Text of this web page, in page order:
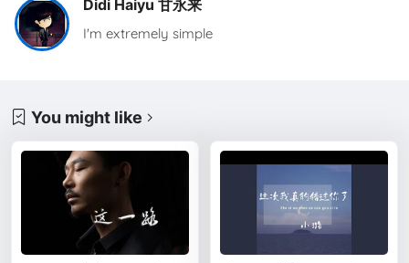
Didi Haiyu 甘永来
I'm extremely simple
You might like